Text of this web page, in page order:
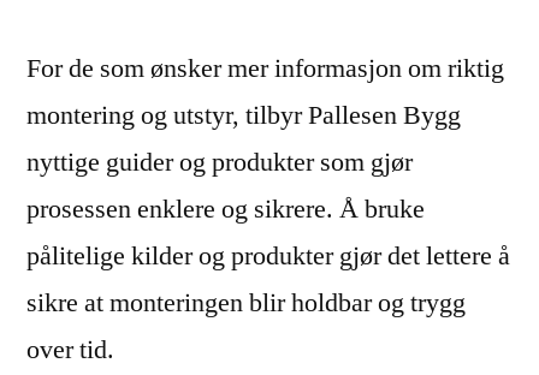
For de som ønsker mer informasjon om riktig
montering og utstyr, tilbyr Pallesen Bygg
nyttige guider og produkter som gjør
prosessen enklere og sikrere. Å bruke
pålitelige kilder og produkter gjør det lettere å
sikre at monteringen blir holdbar og trygg
over tid.